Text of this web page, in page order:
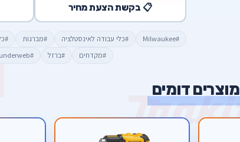
📋 בקשת הצעת מחיר
#Milwaukee #כלי עבודה לאינסטלציה #מברגות
#מקדחים
#ברזל #Thunderweb
מוצרים דומים